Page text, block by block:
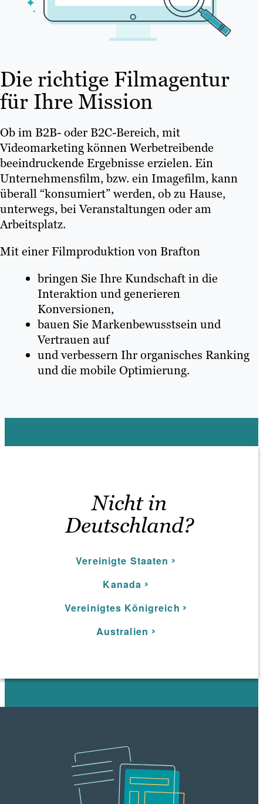
Die richtige Filmagentur
für Ihre Mission
Ob im B2B- oder B2C-Bereich, mit
Videomarketing können Werbetreibende
beeindruckende Ergebnisse erzielen. Ein
Unternehmensfilm, bzw. ein Imagefilm, kann
überall “konsumiert” werden, ob zu Hause,
unterwegs, bei Veranstaltungen oder am
Arbeitsplatz.
Mit einer Filmproduktion von Brafton
bringen Sie Ihre Kundschaft in die
Interaktion und generieren
Konversionen,
bauen Sie Markenbewusstsein und
Vertrauen auf
und verbessern Ihr organisches Ranking
und die mobile Optimierung.
Nicht in
Deutschland?
Vereinigte Staaten
Kanada
Vereinigtes Königreich
Australien